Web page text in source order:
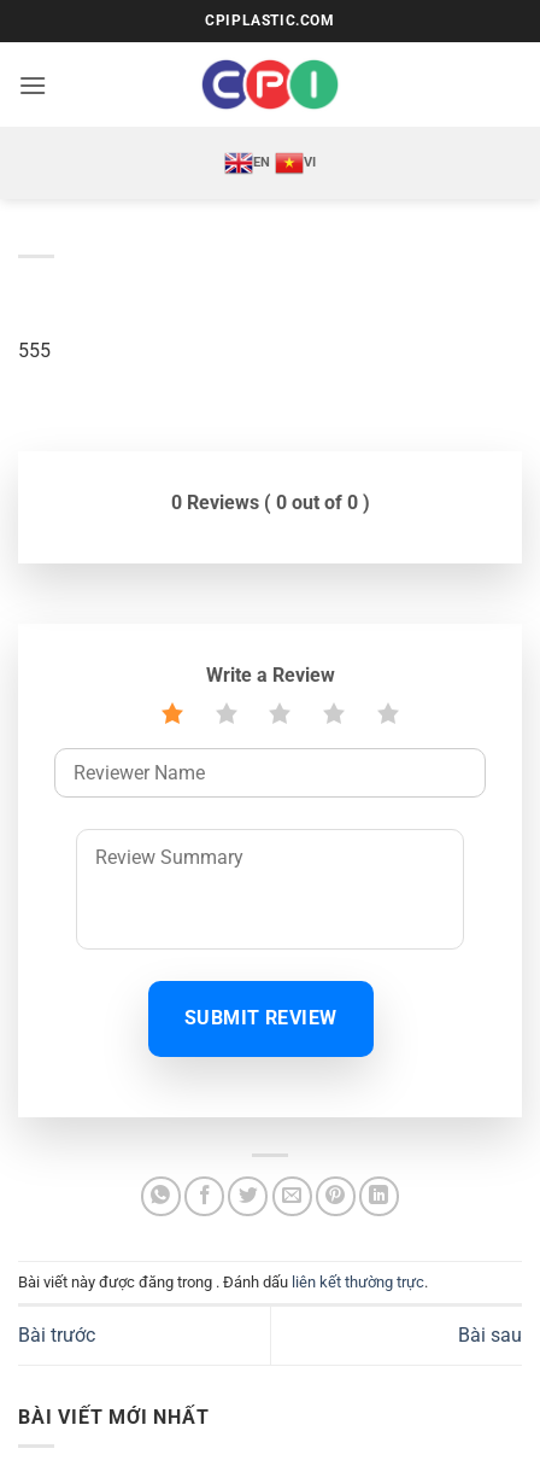
qua
nội
CPIPLASTIC.COM
EN VI
555
0 Reviews ( 0 out of 0 )
Write a Review
SUBMIT REVIEW
Bài viết này được đăng trong . Đánh dấu liên kết thường trực.
Bài trước Bài sau
BÀI VIẾT MỚI NHẤT